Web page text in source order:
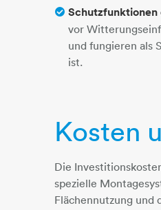
Schutzfunktionen
vor
und fungieren als
ist.
Kosten
Die
spezielle
Flächennutzung und